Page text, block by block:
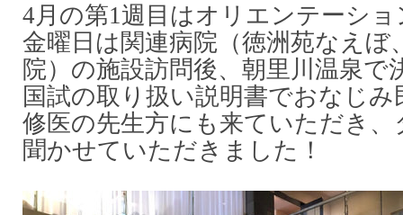
4月の第1週目はオリエンテーショ
金曜日は関連病院（徳洲苑なえぼ
院）の施設訪問後、朝里川温泉
国試の取り扱い説明書でおなじみ
修医の先生方にも来ていただき
聞かせていただきました！